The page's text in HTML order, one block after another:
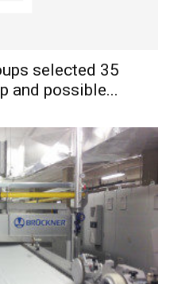
selected 35
and possible...